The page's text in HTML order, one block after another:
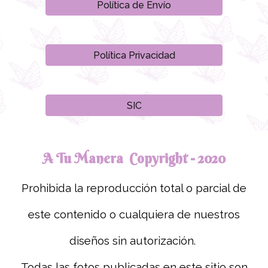
Política de Envío
Política Privacidad
SIC
A Tu Manera Copyright - 2020
Prohibida la reproducción total o parcial de
este contenido o cualquiera de nuestros
diseños sin autorización.